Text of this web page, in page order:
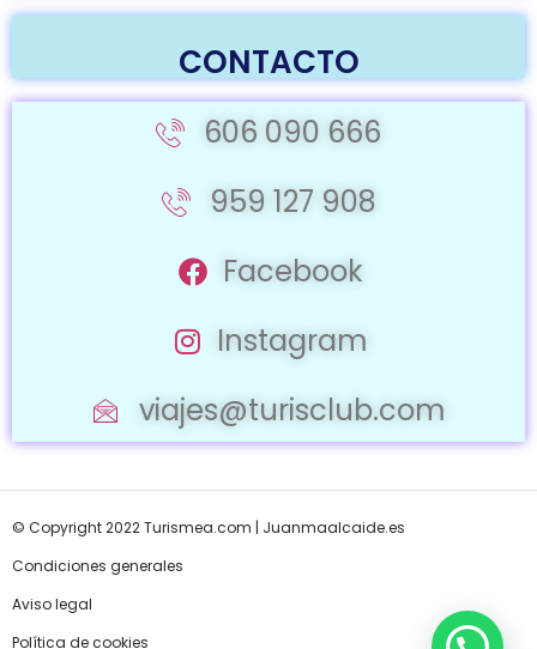
CONTACTO
606 090 666
959 127 908
Facebook
Instagram
viajes@turisclub.com
© Copyright 2022 Turismea.com | Juanmaalcaide.es
Condiciones generales
Aviso legal
Política de cookies